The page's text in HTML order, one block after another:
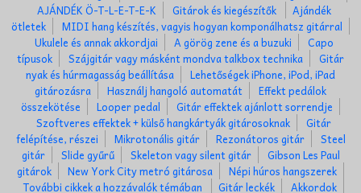
AJÁNDÉK Ö-T-L-E-T-E-K
Gitárok és kiegészítők
Ajándék
ötletek
MIDI hang készítés, vagyis hogyan komponálhatsz gitárral
Ukulele és annak akkordjai
A görög zene és a buzuki
Capo
típusok
Szájgitár vagy másként mondva talkbox technika
Gitár
nyak és húrmagasság beállítása
Lehetőségek iPhone, iPod, iPad
gitározásra
Használj hangoló automatát
Effekt pedálok
összekötése
Looper pedal
Gitár effektek ajánlott sorrendje
Szoftveres effektek + külső hangkártyák gitárosoknak
Gitár
felépítése, részei
Mikrotonális gitár Rezonátoros gitár
Steel
gitár
Slide gyűrű Skeleton vagy silent gitár
Gibson Les Paul
gitárok
New York City metró gitárosa
Népi húros hangszerek
További cikkek a hozzávalók témában
Gitár leckék Akkordok